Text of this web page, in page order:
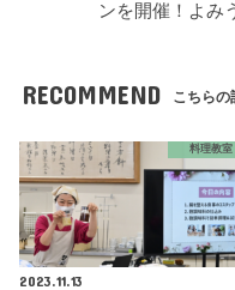
ンを開催！よみ
RECOMMEND こちらの
料理教室
2023.11.13